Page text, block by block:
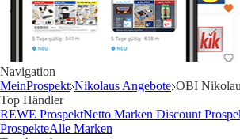
Navigation
MeinProspekt Nikolaus Angebote OBI
Top Händler
REWE ProspektNetto Marken Discount
ProspekteAlle Marken